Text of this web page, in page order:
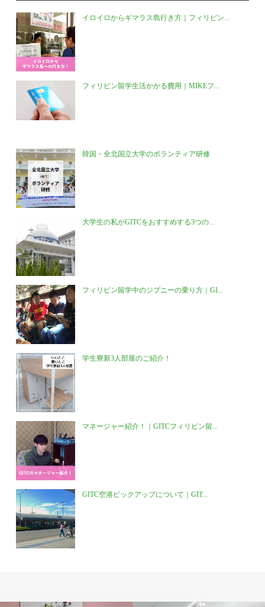
イロイロからギマラス島行き方｜フィリピン...
フィリピン留学生活かかる費用｜MIKEフ...
韓国・全北国立大学のボランティア研修
大学生の私がGITCをおすすめする3つの...
フィリピン留学中のジプニーの乗り方｜GI...
学生寮新3人部屋のご紹介！
マネージャー紹介！｜GITCフィリピン留...
GITC空港ピックアップについて｜GIT...